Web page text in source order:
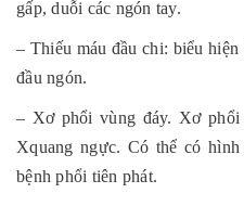
gấp, duỗi các ngón tay.
– Thiếu máu đầu chi: biểu hiện
đầu ngón.
– Xơ phổi vùng đáy. Xơ phổi
Xquang ngực. Có thể có
bệnh phổi tiên phát.